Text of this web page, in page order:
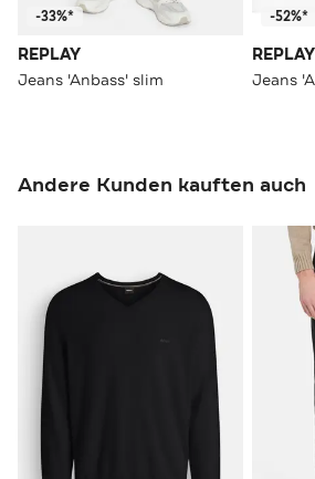
-33%*
REPLAY
Jeans 'Anbass' slim
-52%*
REPLAY
Jeans
Andere Kunden kauften auch